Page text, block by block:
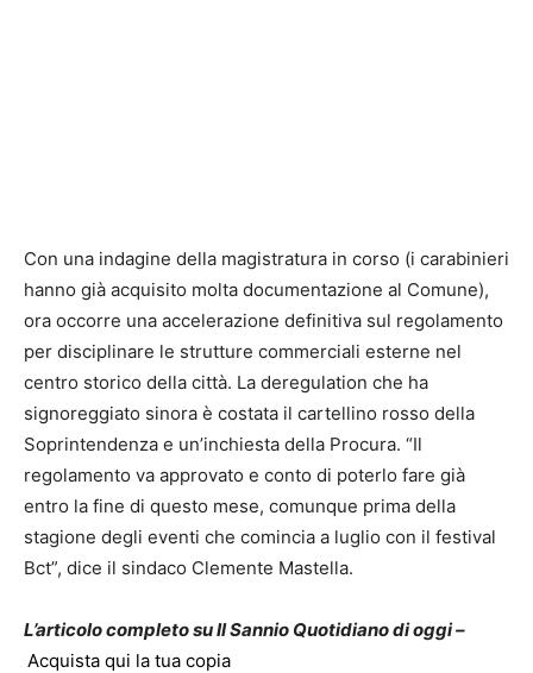
Con una indagine della magistratura in corso (i carabinieri
hanno già acquisito molta documentazione al Comune),
ora occorre una accelerazione definitiva sul regolamento
per disciplinare le strutture commerciali esterne nel
centro storico della città. La deregulation che ha
signoreggiato sinora è costata il cartellino rosso della
Soprintendenza e un’inchiesta della Procura. “Il
regolamento va approvato e conto di poterlo fare già
entro la fine di questo mese, comunque prima della
stagione degli eventi che comincia a luglio con il festival
Bct”, dice il sindaco Clemente Mastella.
L’articolo completo su Il Sannio Quotidiano di oggi –
Acquista qui la tua copia